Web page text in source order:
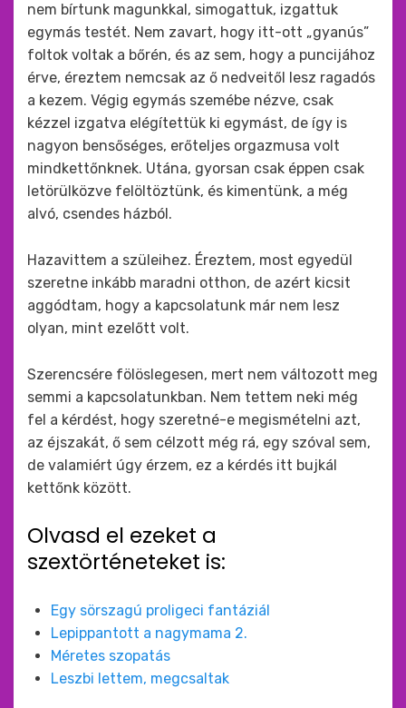
nem bírtunk magunkkal, simogattuk, izgattuk
egymás testét. Nem zavart, hogy itt-ott „gyanús”
foltok voltak a bőrén, és az sem, hogy a puncijához
érve, éreztem nemcsak az ő nedveitől lesz ragadós
a kezem. Végig egymás szemébe nézve, csak
kézzel izgatva elégítettük ki egymást, de így is
nagyon bensőséges, erőteljes orgazmusa volt
mindkettőnknek. Utána, gyorsan csak éppen csak
letörülközve felöltöztünk, és kimentünk, a még
alvó, csendes házból.
Hazavittem a szüleihez. Éreztem, most egyedül
szeretne inkább maradni otthon, de azért kicsit
aggódtam, hogy a kapcsolatunk már nem lesz
olyan, mint ezelőtt volt.
Szerencsére fölöslegesen, mert nem változott meg
semmi a kapcsolatunkban. Nem tettem neki még
fel a kérdést, hogy szeretné-e megismételni azt,
az éjszakát, ő sem célzott még rá, egy szóval sem,
de valamiért úgy érzem, ez a kérdés itt bujkál
kettőnk között.
Olvasd el ezeket a
szextörténeteket is:
Egy sörszagú proligeci fantáziál
Lepippantott a nagymama 2.
Méretes szopatás
Leszbi lettem, megcsaltak